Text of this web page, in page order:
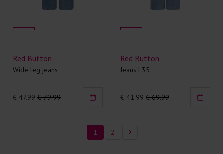
Red Button
Wide leg jeans
€ 47.99 € 79.99
Red Button
Jeans L35
€ 41.99 € 69.99
1 2